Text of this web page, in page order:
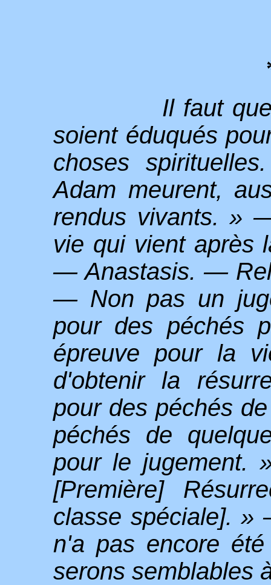
Il faut
soient éduqués
choses
Adam meurent,
rendus vivants. »
vie qui vient après
— Anastasis. —
— Non pas un
pour des péchés
épreuve pour la
d'obtenir la
pour des péchés
péchés de
pour le
[Première]
classe spéciale].
n'a pas encore
serons semblables